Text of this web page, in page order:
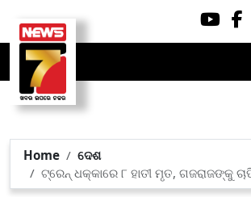
Home
ଦେଶ
ଟ୍ରେନ୍‌ ଧକ୍କାରେ ୮ ହାତୀ ମୃତ, ଗଜରାଜଙ୍କୁ